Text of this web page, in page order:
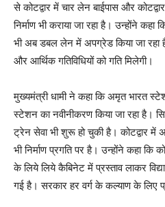
से कोटद्वार में चार लेन बाईपास और
निर्माण भी कराया जा रहा है। उन्होंने
भी अब डबल लेन में अपग्रेड किया जा रहा
और आर्थिक गतिविधियों को गति मिलेगी।
मुख्यमंत्री धामी ने कहा कि अमृत भारत
स्टेशन का नवीनीकरण किया जा रहा है।
ट्रेन सेवा भी शुरू हो चुकी है। कोटद्वार
भी निर्माण प्रगति पर है। उन्होंने कहा कि
के लिये लिये कैबिनेट में प्रस्ताव लाकर
गई है। सरकार हर वर्ग के कल्याण के लिए